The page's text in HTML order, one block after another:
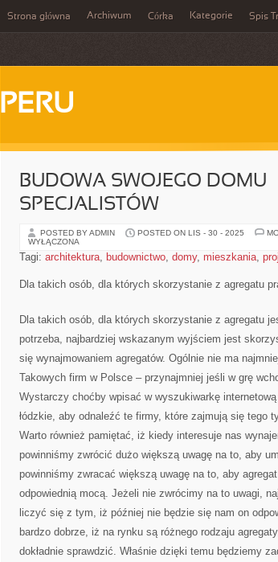
Strona główna Archiwum Córka Kategorie Spis
PERU
BUDOWA SWOJEGO DOMU
SPECJALISTÓW
POSTED BY ADMIN POSTED ON LIS - 30 - 2025
WYŁĄCZONA
Tagi: architektura, budownictwo, domy, mieszkania,
Dla takich osób, dla których skorzystanie z agregatu
Dla takich osób, dla których skorzystanie z agregatu
potrzeba, najbardziej wskazanym wyjściem jest
się wynajmowaniem agregatów. Ogólnie nie ma
Takowych firm w Polsce – przynajmniej jeśli w grę
Wystarczy choćby wpisać w wyszukiwarkę
łódzkie, aby odnaleźć te firmy, które zajmują się tego
Warto również pamiętać, iż kiedy interesuje nas
powinniśmy zwrócić dużo większą uwagę na to, aby
powinniśmy zwracać większą uwagę na to, aby
odpowiednią mocą. Jeżeli nie zwrócimy na to uwagi,
liczyć się z tym, iż później nie będzie się nam on
bardzo dobrze, iż na rynku są różnego rodzaju
dokładnie sprawdzić. Właśnie dzięki temu będziemy